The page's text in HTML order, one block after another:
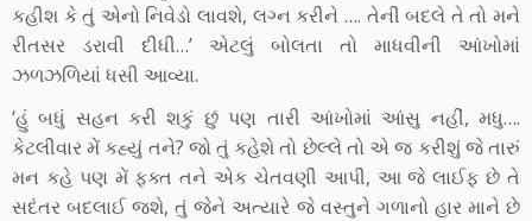
કહીશ કે તું એનો નિવેડો લાવશે, લગ્ન કરીને …. તેની બદલે તે તો મને
રીતસર ડરાવી દીધી…’ એટલું બોલતા તો માધવીની આંખોમાં
ઝળઝળિયાં ધસી આવ્યા.
‘હું બધું સહન કરી શકું છું પણ તારી આંખોમાં આંસુ નહીં, મધુ….
કેટલીવાર મેં કહ્યું તને? જો તું કહેશે તો છેલ્લે તો એ જ કરીશું જે તારું
મન કહે પણ મેં ફક્ત તને એક ચેતવણી આપી, આ જે લાઈફ છે તે
સદંતર બદલાઈ જશે, તું જેને અત્યારે જે વસ્તુને ગળાનો હાર માને છે